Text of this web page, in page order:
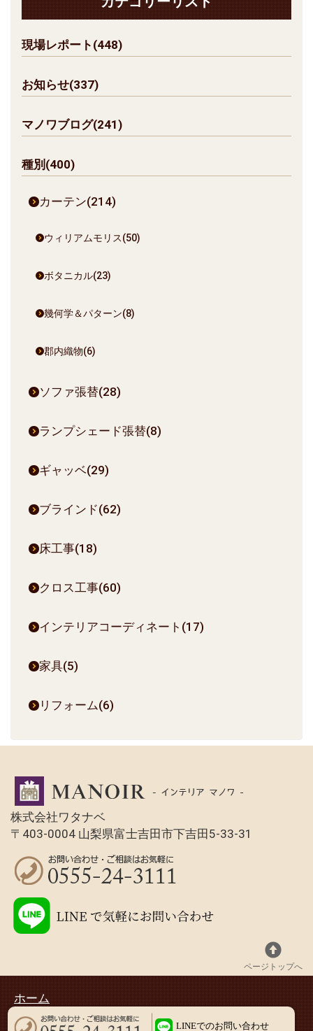
LINEでのお問い合わせ
現場レポート(448)
お知らせ(337)
マノワブログ(241)
種別(400)
カーテン(214)
ウィリアムモリス(50)
ボタニカル(23)
幾何学＆パターン(8)
郡内織物(6)
ソファ張替(28)
ランプシェード張替(8)
ギャッベ(29)
ブラインド(62)
床工事(18)
クロス工事(60)
インテリアコーディネート(17)
家具(5)
リフォーム(6)
株式会社ワタナベ
〒403-0004 山梨県富士吉田市下吉田5-33-31
ページトップへ
ホーム
Copyright (C) インテリアマノワ All Rights Reserved.